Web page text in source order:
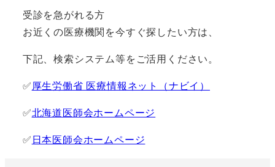
受診を急がれる方
お近くの医療機関を今すぐ探したい方は、
下記、検索システム等をご活用ください。
✅ 厚生労働省 医療情報ネット（ナビイ）
✅北海道医師会ホームページ
✅ 日本医師会ホームページ